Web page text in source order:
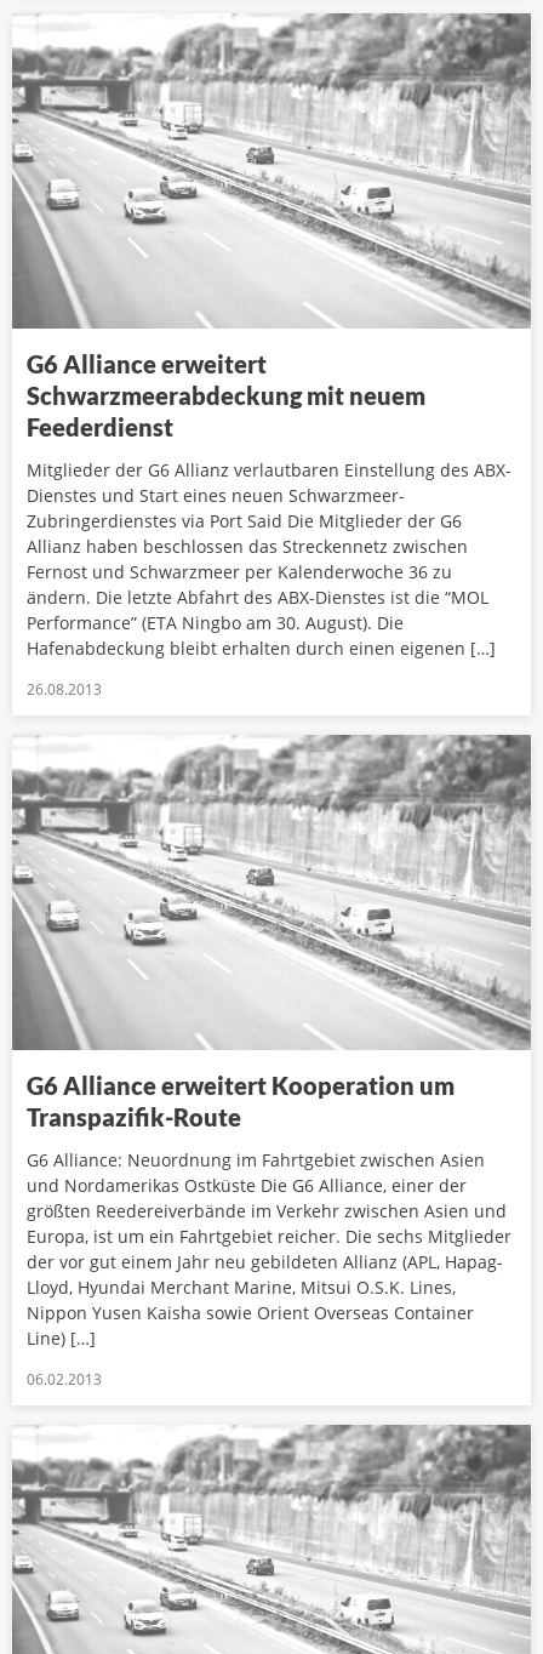
G6 Alliance erweitert
Schwarzmeerabdeckung mit neuem
Feederdienst
Mitglieder der G6 Allianz verlautbaren Einstellung des ABX-
Dienstes und Start eines neuen Schwarzmeer-
Zubringerdienstes via Port Said Die Mitglieder der G6
Allianz haben beschlossen das Streckennetz zwischen
Fernost und Schwarzmeer per Kalenderwoche 36 zu
ändern. Die letzte Abfahrt des ABX-Dienstes ist die “MOL
Performance” (ETA Ningbo am 30. August). Die
Hafenabdeckung bleibt erhalten durch einen eigenen […]
26.08.2013
G6 Alliance erweitert Kooperation um
Transpazifik-Route
G6 Alliance: Neuordnung im Fahrtgebiet zwischen Asien
und Nordamerikas Ostküste Die G6 Alliance, einer der
größten Reedereiverbände im Verkehr zwischen Asien und
Europa, ist um ein Fahrtgebiet reicher. Die sechs Mitglieder
der vor gut einem Jahr neu gebildeten Allianz (APL, Hapag-
Lloyd, Hyundai Merchant Marine, Mitsui O.S.K. Lines,
Nippon Yusen Kaisha sowie Orient Overseas Container
Line) […]
06.02.2013